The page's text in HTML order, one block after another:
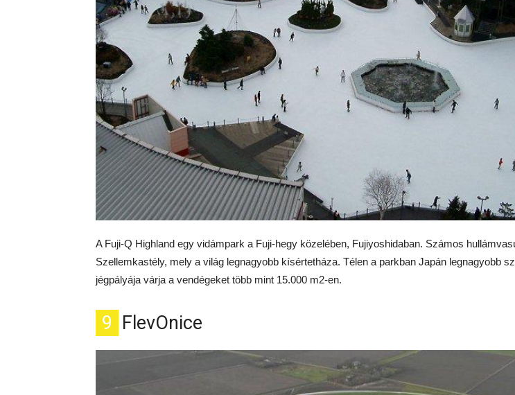
A Fuji-Q Highland egy vidámpark a Fuji-hegy közelében, Fujiyoshidaban. Számos
Szellemkastély, mely a világ legnagyobb kísértetháza. Télen a parkban Japán legnagyobb
jégpályája várja a vendégeket több mint 15.000 m2-en.
9 FlevOnice